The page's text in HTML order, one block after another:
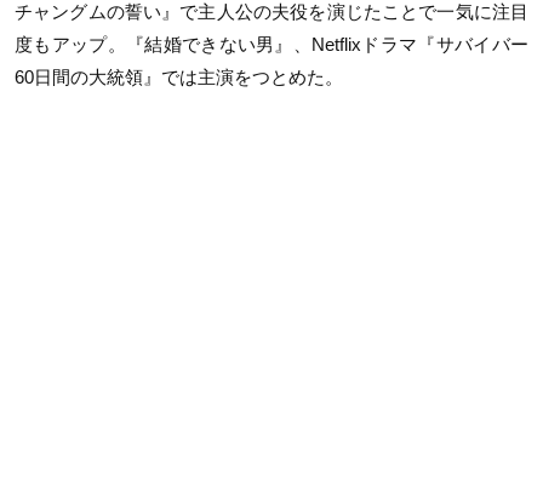
チャングムの誓い』で主人公の夫役を演じたことで一気に注目
度もアップ。『結婚できない男』、Netflixドラマ『サバイバー
60日間の大統領』では主演をつとめた。